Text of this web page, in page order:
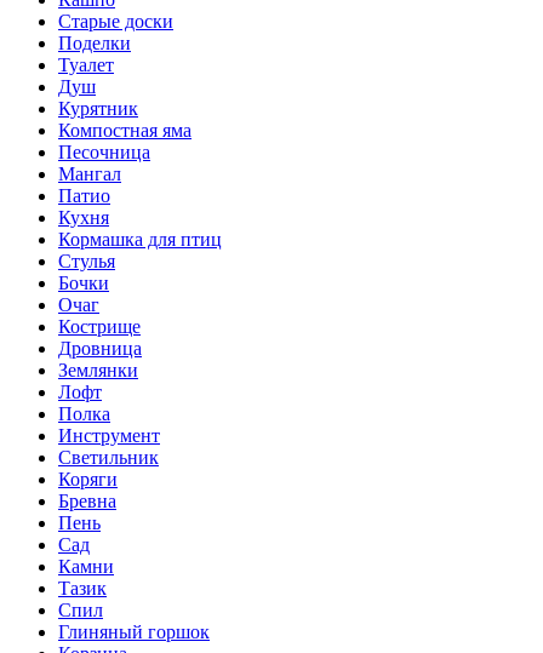
Старые доски
Поделки
Туалет
Душ
Курятник
Компостная яма
Песочница
Мангал
Патио
Кухня
Кормашка для птиц
Стулья
Бочки
Очаг
Кострище
Дровница
Землянки
Лофт
Полка
Инструмент
Светильник
Коряги
Бревна
Пень
Сад
Камни
Тазик
Спил
Глиняный горшок